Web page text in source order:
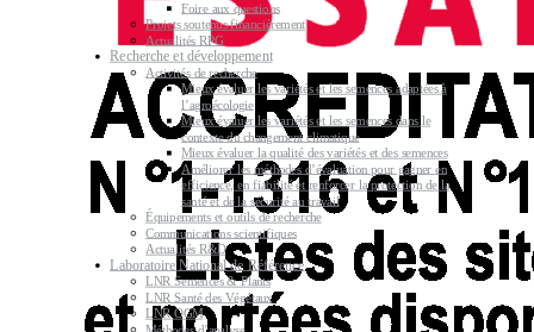
Foire aux questions
Projets soutenus financièrement
Actualités RPG
Recherche et développement
Activités de recherche
Mieux évaluer les variétés et les semences adaptées à
l’agroécologie
Mieux évaluer les variétés et les semences dans le
contexte du changement climatique
Mieux évaluer la qualité des variétés et des semences
Améliorer les méthodes d’évaluation pour gagner en
efficience, en fiabilité et renforcer la protection de la
santé et de la sécurité au travail
Équipements et outils de recherche
Communications scientifiques
Actualités R&D
Laboratoire National de Référence
LNR Semences & Plants
LNR Santé des Végétaux
LNR OGM